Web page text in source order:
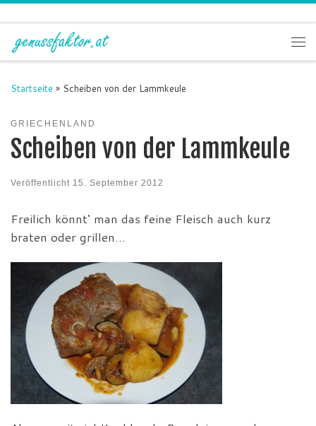
Zum Inhalt springen
Startseite » Scheiben von der Lammkeule
GRIECHENLAND
Scheiben von der Lammkeule
Veröffentlicht 15. September 2012
Freilich könnt‘ man das feine Fleisch auch kurz
braten oder grillen…